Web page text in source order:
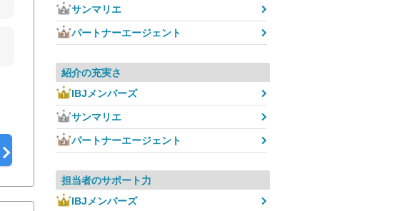
サンマリエ
パートナーエージェント
紹介の充実さ
IBJメンバーズ
サンマリエ
パートナーエージェント
担当者のサポート力
IBJメンバーズ